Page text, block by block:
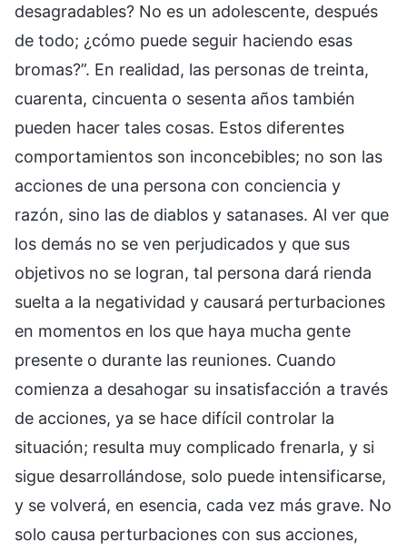
desagradables? No es un adolescente, después
de todo; ¿cómo puede seguir haciendo esas
bromas?”. En realidad, las personas de treinta,
cuarenta, cincuenta o sesenta años también
pueden hacer tales cosas. Estos diferentes
comportamientos son inconcebibles; no son las
acciones de una persona con conciencia y
razón, sino las de diablos y satanases. Al ver que
los demás no se ven perjudicados y que sus
objetivos no se logran, tal persona dará rienda
suelta a la negatividad y causará perturbaciones
en momentos en los que haya mucha gente
presente o durante las reuniones. Cuando
comienza a desahogar su insatisfacción a través
de acciones, ya se hace difícil controlar la
situación; resulta muy complicado frenarla, y si
sigue desarrollándose, solo puede intensificarse,
y se volverá, en esencia, cada vez más grave. No
solo causa perturbaciones con sus acciones,